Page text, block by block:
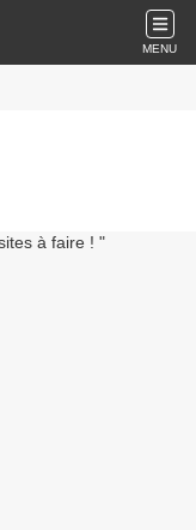
MENU